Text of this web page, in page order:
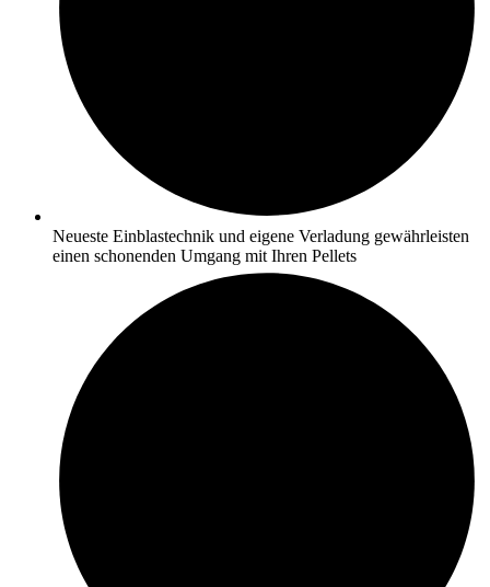
Neueste Einblastechnik und eigene Verladung gewährleisten
einen schonenden Umgang mit Ihren Pellets